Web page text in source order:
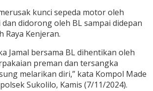
kunci sepeda motor oleh
didorong oleh BL sampai didepan
Raya Kenjeran.
Jamal bersama BL dihentikan oleh
preman dan tersangka
melarikan diri,” kata Kompol Made
Sukolilo, Kamis (7/11/2024).